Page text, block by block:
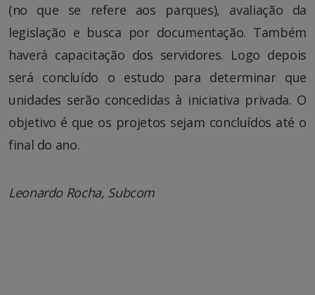
(no que se refere aos parques), avaliação da
legislação e busca por documentação. Também
haverá capacitação dos servidores. Logo depois
será concluído o estudo para determinar que
unidades serão concedidas à iniciativa privada. O
objetivo é que os projetos sejam concluídos até o
final do ano.
Leonardo Rocha, Subcom